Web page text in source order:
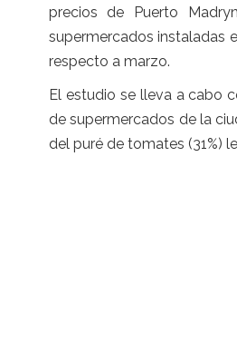
precios de Puerto
supermercados instaladas
respecto a marzo.
El estudio se lleva a cabo
de supermercados de la
del puré de tomates (31%)